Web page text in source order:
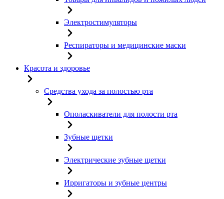
Электростимуляторы
Респираторы и медицинские маски
Красота и здоровье
Средства ухода за полостью рта
Ополаскиватели для полости рта
Зубные щетки
Электрические зубные щетки
Ирригаторы и зубные центры